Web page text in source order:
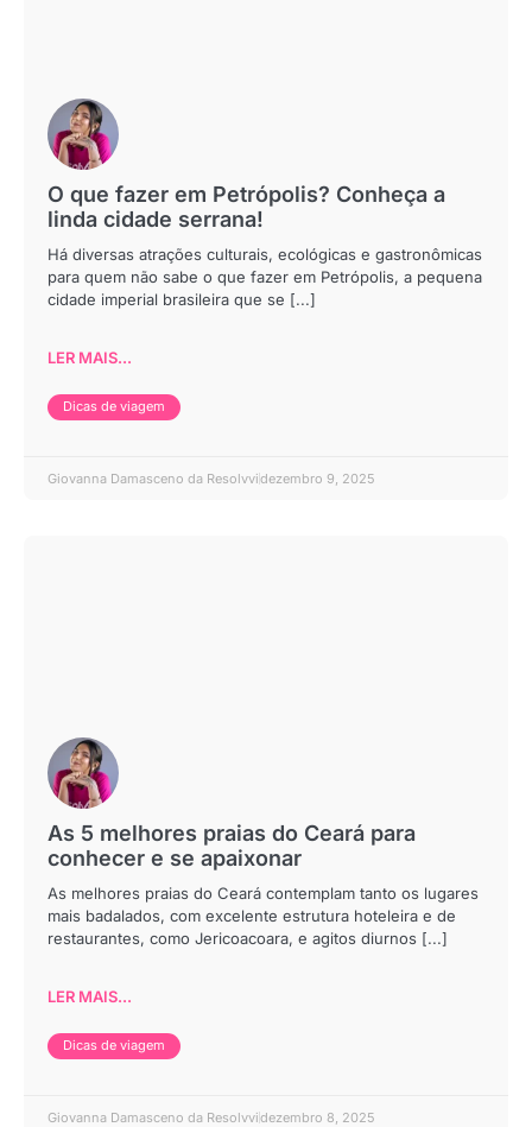
O que fazer em Petrópolis? Conheça a
linda cidade serrana!
Há diversas atrações culturais, ecológicas e gastronômicas
para quem não sabe o que fazer em Petrópolis, a pequena
cidade imperial brasileira que se [...]
LER MAIS...
Dicas de viagem
Giovanna Damasceno da Resolvvidezembro 9, 2025
As 5 melhores praias do Ceará para
conhecer e se apaixonar
As melhores praias do Ceará contemplam tanto os lugares
mais badalados, com excelente estrutura hoteleira e de
restaurantes, como Jericoacoara, e agitos diurnos [...]
LER MAIS...
Dicas de viagem
Giovanna Damasceno da Resolvvidezembro 8, 2025